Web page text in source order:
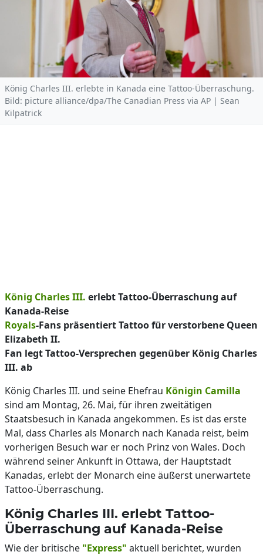
König Charles III. erlebte in Kanada eine Tattoo-Überraschung.
Bild: picture alliance/dpa/The Canadian Press via AP | Sean
Kilpatrick
König Charles III. erlebt Tattoo-Überraschung auf
Kanada-Reise
Royals-Fans präsentiert Tattoo für verstorbene Queen
Elizabeth II.
Fan legt Tattoo-Versprechen gegenüber König Charles
III. ab
König Charles III. und seine Ehefrau Königin Camilla
sind am Montag, 26. Mai, für ihren zweitätigen
Staatsbesuch in Kanada angekommen. Es ist das erste
Mal, dass Charles als Monarch nach Kanada reist, beim
vorherigen Besuch war er noch Prinz von Wales. Doch
während seiner Ankunft in Ottawa, der Hauptstadt
Kanadas, erlebt der Monarch eine äußerst unerwartete
Tattoo-Überraschung.
König Charles III. erlebt Tattoo-
Überraschung auf Kanada-Reise
Wie der britische "Express" aktuell berichtet, wurden